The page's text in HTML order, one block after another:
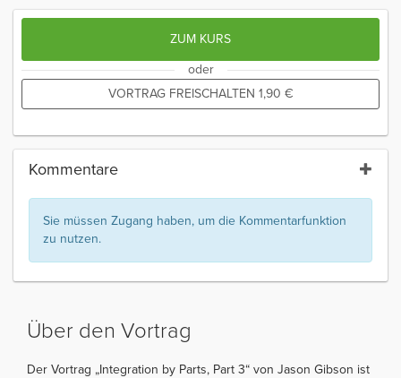
ZUM KURS
oder
VORTRAG FREISCHALTEN 1,90 €
Kommentare
Sie müssen Zugang haben, um die Kommentarfunktion
zu nutzen.
Über den Vortrag
Der Vortrag „Integration by Parts, Part 3“ von Jason Gibson ist